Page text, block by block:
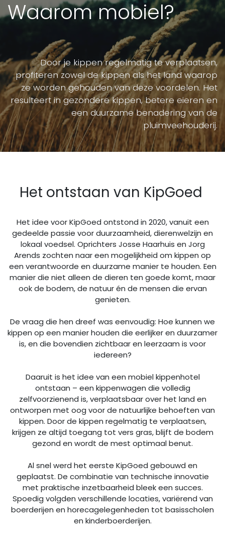
Waarom mobiel?
Door je kippen regelmatig te verplaatsen,
profiteren zowel de kippen als het land waarop
ze worden gehouden van deze voordelen. Het
resulteert in gezondere kippen, betere eieren en
een duurzame benadering van de
pluimveehouderij.
Het ontstaan van KipGoed
Het idee voor KipGoed ontstond in 2020, vanuit een
gedeelde passie voor duurzaamheid, dierenwelzijn en
lokaal voedsel. Oprichters Josse Haarhuis en Jorg
Arends zochten naar een mogelijkheid om kippen op
een verantwoorde en duurzame manier te houden. Een
manier die niet alleen de dieren ten goede komt, maar
ook de bodem, de natuur én de mensen die ervan
genieten.
De vraag die hen dreef was eenvoudig: Hoe kunnen we
kippen op een manier houden die eerlijker en duurzamer
is, en die bovendien zichtbaar en leerzaam is voor
iedereen?
Daaruit is het idee van een mobiel kippenhotel
ontstaan – een kippenwagen die volledig
zelfvoorzienend is, verplaatsbaar over het land en
ontworpen met oog voor de natuurlijke behoeften van
kippen. Door de kippen regelmatig te verplaatsen,
krijgen ze altijd toegang tot vers gras, blijft de bodem
gezond en wordt de mest optimaal benut.
Al snel werd het eerste KipGoed gebouwd en
geplaatst. De combinatie van technische innovatie
met praktische inzetbaarheid bleek een succes.
Spoedig volgden verschillende locaties, variërend van
boerderijen en horecagelegenheden tot basisscholen
en kinderboerderijen.